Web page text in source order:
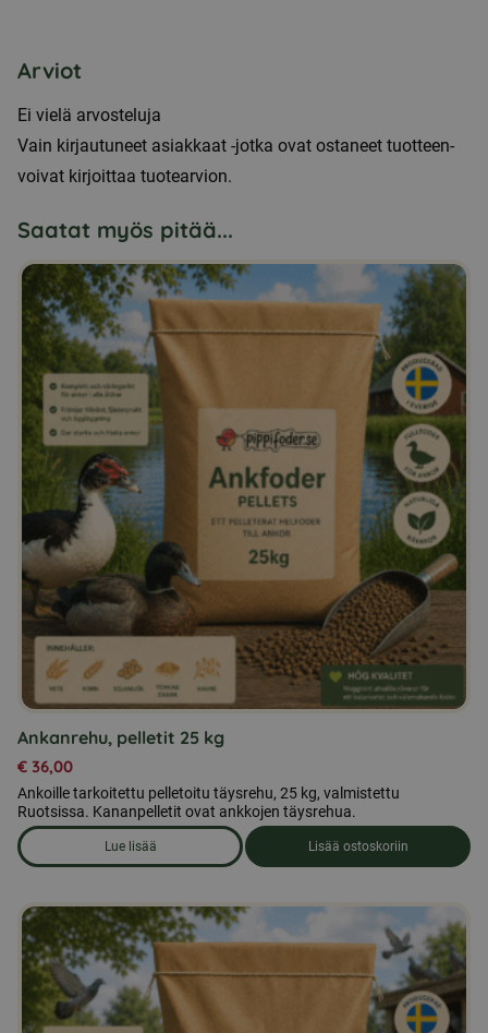
Arviot
Ei vielä arvosteluja
Vain kirjautuneet asiakkaat -jotka ovat ostaneet tuotteen-
voivat kirjoittaa tuotearvion.
Saatat myös pitää...
Ankanrehu, pelletit 25 kg
€ 36,00
Ankoille tarkoitettu pelletoitu täysrehu, 25 kg, valmistettu
Ruotsissa. Kananpelletit ovat ankkojen täysrehua.
Lue lisää
om produkten Ankanrehu, pelletit 25 kg
Lisää ostoskoriin